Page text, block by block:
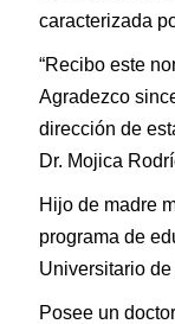
caracterizada
“Recibo este
Agradezco
dirección de
Dr. Mojica
Hijo de madre
programa de
Universitario
Posee un